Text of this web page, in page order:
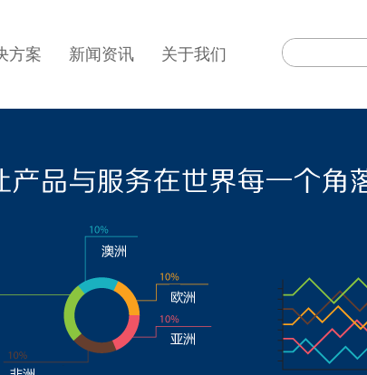
方案 新闻资讯 关于我们